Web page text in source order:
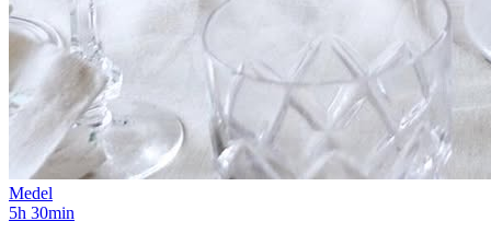
Medel
5h 30min